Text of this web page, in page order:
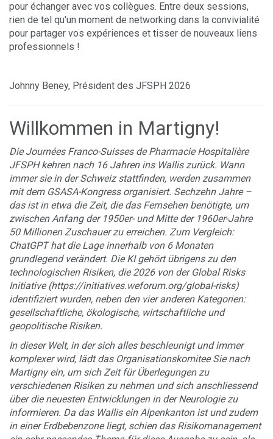
pour échanger avec vos collègues. Entre deux sessions,
rien de tel qu'un moment de networking dans la convivialité
pour partager vos expériences et tisser de nouveaux liens
professionnels !
Johnny Beney, Président des JFSPH 2026
Willkommen in Martigny!
Die Journées Franco-Suisses de Pharmacie Hospitalière
JFSPH kehren nach 16 Jahren ins Wallis zurück. Wann
immer sie in der Schweiz stattfinden, werden zusammen
mit dem GSASA-Kongress organisiert. Sechzehn Jahre –
das ist in etwa die Zeit, die das Fernsehen benötigte, um
zwischen Anfang der 1950er- und Mitte der 1960er-Jahre
50 Millionen Zuschauer zu erreichen. Zum Vergleich:
ChatGPT hat die Lage innerhalb von 6 Monaten
grundlegend verändert. Die KI gehört übrigens zu den
technologischen Risiken, die 2026 von der Global Risks
Initiative (https://initiatives.weforum.org/global-risks)
identifiziert wurden, neben den vier anderen Kategorien:
gesellschaftliche, ökologische, wirtschaftliche und
geopolitische Risiken.
In dieser Welt, in der sich alles beschleunigt und immer
komplexer wird, lädt das Organisationskomitee Sie nach
Martigny ein, um sich Zeit für Überlegungen zu
verschiedenen Risiken zu nehmen und sich anschliessend
über die neuesten Entwicklungen in der Neurologie zu
informieren. Da das Wallis ein Alpenkanton ist und zudem
in einer Erdbebenzone liegt, schien das Risikomanagement